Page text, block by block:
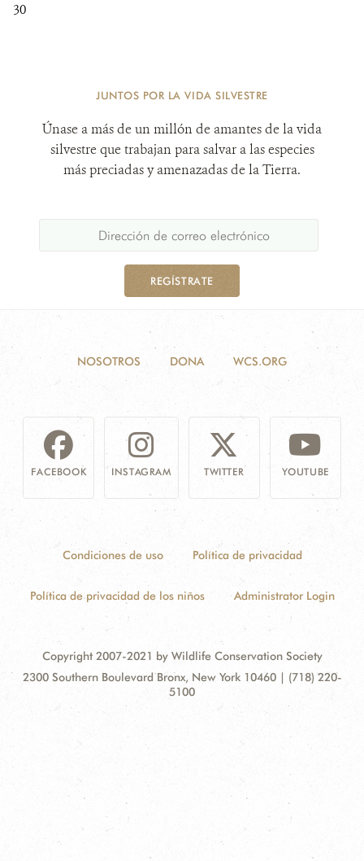
30
JUNTOS POR LA VIDA SILVESTRE
Únase a más de un millón de amantes de la vida
silvestre que trabajan para salvar a las especies
más preciadas y amenazadas de la Tierra.
REGÍSTRATE
NOSOTROS DONA WCS.ORG
FACEBOOK INSTAGRAM TWITTER YOUTUBE
Condiciones de uso Política de privacidad
Política de privacidad de los niños Administrator Login
Copyright 2007-2021 by Wildlife Conservation Society
Contact
Address:
2300 Southern Boulevard Bronx, New York 10460 | (718) 220-
5100